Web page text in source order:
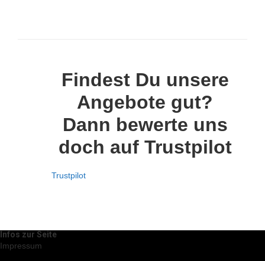
Findest Du unsere
Angebote gut?
Dann bewerte uns
doch auf Trustpilot
Trustpilot
Infos zur Seite
Impressum